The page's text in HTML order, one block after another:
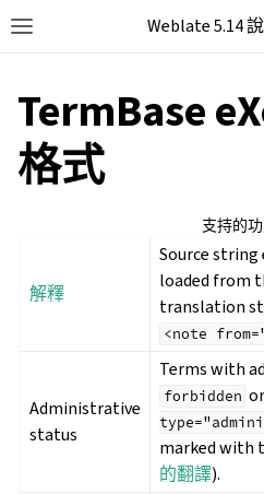
Weblate 5.14
TermBase
格式
支持的
解釋
Source string
loaded from
translation
<note
Administrative
status
Terms with
forbidden or
marked with
的翻譯).